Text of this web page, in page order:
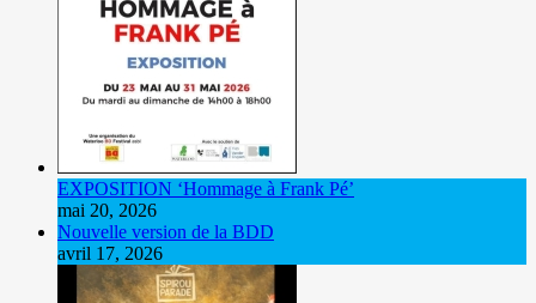
EXPOSITION ‘Hommage à Frank Pé’
mai 20, 2026
Nouvelle version de la BDD
avril 17, 2026